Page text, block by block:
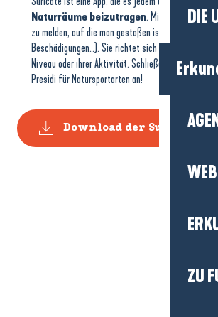
DIE
ZU
Naturräume beizutragen. Mithilfe der App
zu melden, auf die man gestoßen ist (beschädigte
Beschädigungen…). Sie richtet sich an alle
Niveau oder ihrer Aktivität. Schließen Sie sich der
Presidi für Natursportarten an!
Download der Suricate-